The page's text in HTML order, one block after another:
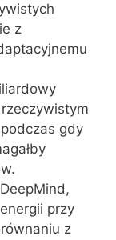
z
gdy
przy
z